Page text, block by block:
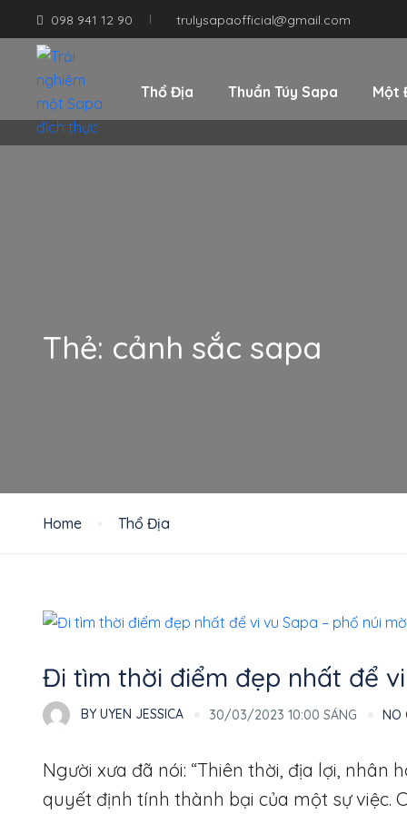
098 941 12 90 trulysapaofficial@gmail.com
Thổ Địa Thuần Túy Sapa Một
Thẻ: cảnh sắc sapa
Home Thổ Địa
Đi tìm thời điểm đẹp nhất để
BY UYEN JESSICA 30/03/2023 10:00 SÁNG NO
Người xưa đã nói: “Thiên thời, địa lợi,
quyết định tính thành bại của một sự việc.